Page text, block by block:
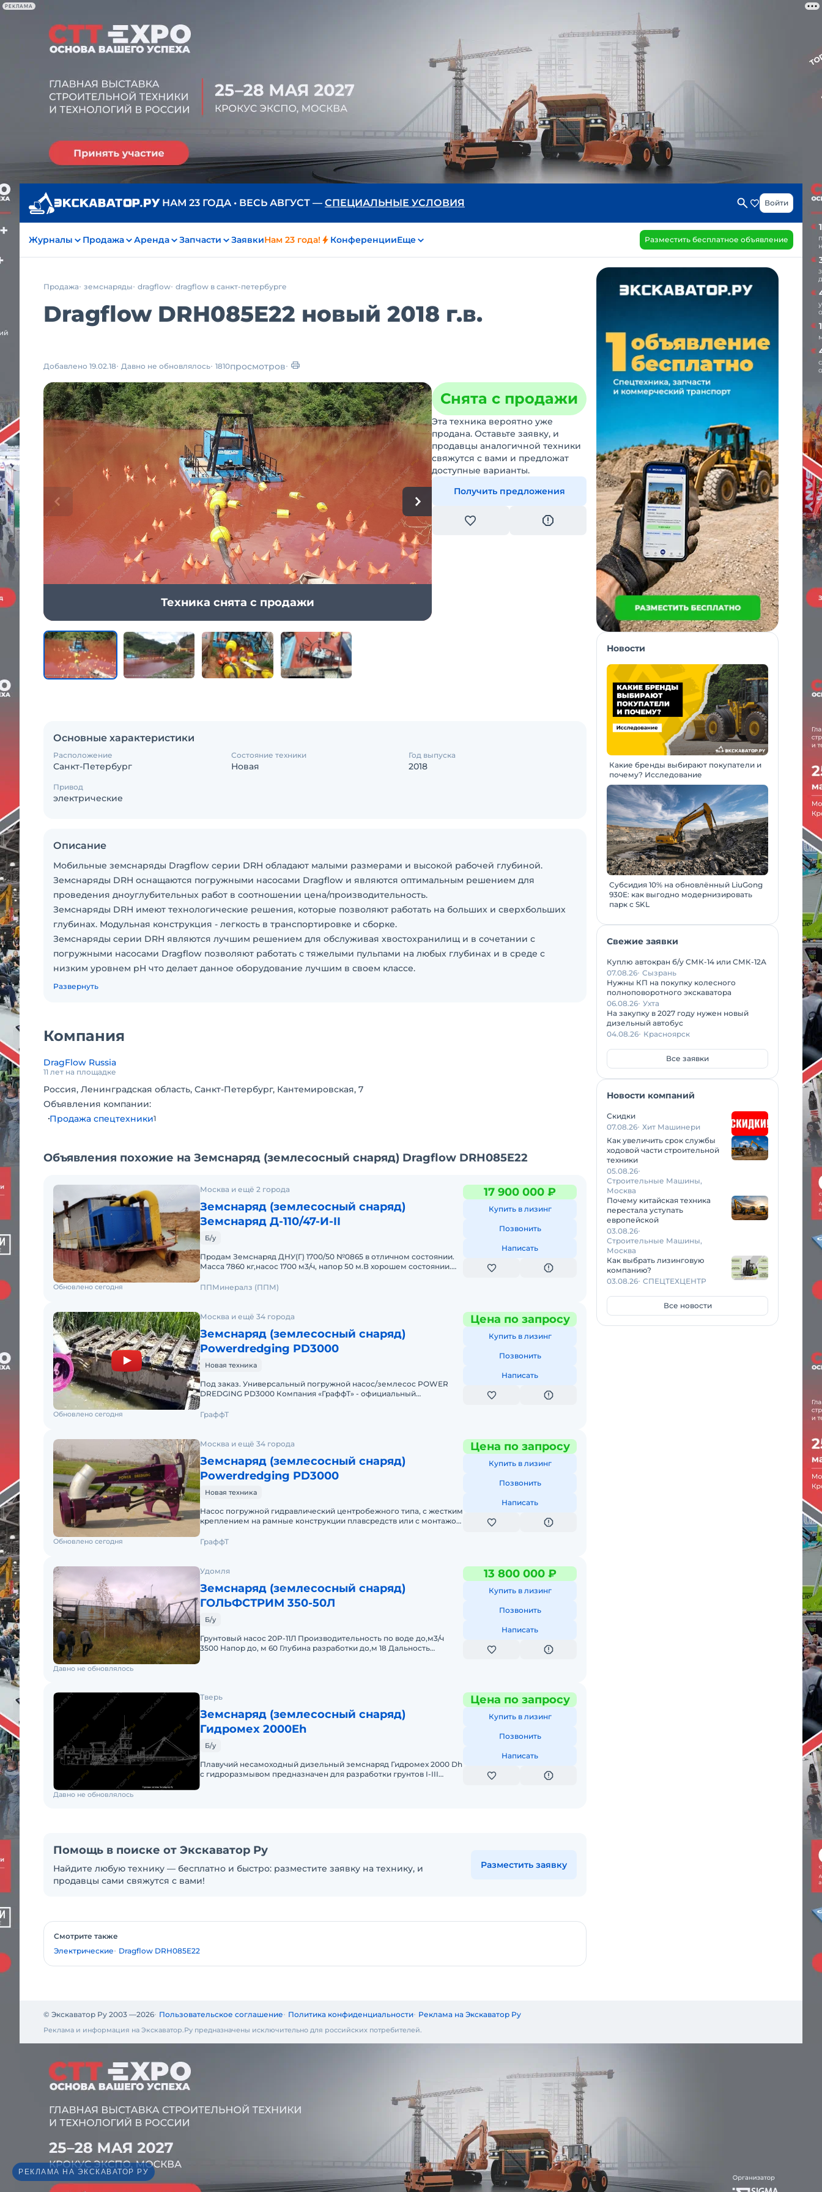
РЕКЛАМА
НАМ 23 ГОДА • ВЕСЬ АВГУСТ — СПЕЦИАЛЬНЫЕ УСЛОВИЯ Войти
Журналы Продажа Аренда Запчасти ЗаявкиНам 23 года! КонференцииЕще Разместить бесплатное объявление
Продажа земснаряды dragflow dragflow в санкт-петербурге
Dragflow DRH085E22 новый 2018 г.в.
Добавлено 19.02.18 Давно не обновлялось 1810просмотров
Техника снята с продажи
Снята с продажи
Эта техника вероятно уже
продана. Оставьте заявку, и
продавцы аналогичной техники
свяжутся с вами и предложат
доступные варианты.
Получить предложения
Основные характеристики
Расположение
Санкт-Петербург
Состояние техники
Новая
Год выпуска
2018
Привод
электрические
Описание
Мобильные земснаряды Dragflow серии DRH обладают малыми размерами и высокой рабочей глубиной.
Земснаряды DRH оснащаются погружными насосами Dragflow и являются оптимальным решением для
проведения дноуглубительных работ в соотношении цена/производительность.
Земснаряды DRH имеют технологические решения, которые позволяют работать на больших и сверхбольших
глубинах. Модульная конструкция - легкость в транспортировке и сборке.
Земснаряды серии DRH являются лучшим решением для обслуживая хвостохранилищ и в сочетании с
погружными насосами Dragflow позволяют работать с тяжелыми пульпами на любых глубинах и в среде с
низким уровнем pH что делает данное оборудование лучшим в своем классе.
Производительность:
Рабочая глубина: до 100 м;
Сертификация Итальянского Морского Регистра (R.I.N.A).
Развернуть
Компания
DragFlow Russia
11 лет на площадке
Россия, Ленинградская область, Санкт-Петербург, Кантемировская, 7
Объявления компании:
Продажа спецтехники1
Объявления похожие на Земснаряд (землесосный снаряд) Dragflow DRH085E22
Москва и ещё 2 города
Земснаряд (землесосный снаряд)
Земснаряд Д-110/47-И-II
Б/у
Продам Земснаряд ДНУ(Г) 1700/50 №0865 в отличном состоянии.
Масса 7860 кг,насос 1700 м3/ч, напор 50 м.В хорошем состоянии.
17 900 000 ₽
Купить в лизинг
Позвонить
Написать
Обновлено сегодня ППМинералз (ППМ)
Москва и ещё 34 города
Земснаряд (землесосный снаряд)
Powerdredging PD3000
Новая техника
Под заказ. Универсальный погружной насос/землесос POWER
DREDGING РD3000 Компания «ГраффТ» - официальный
Цена по запросу
Купить в лизинг
Позвонить
Написать
Обновлено сегодня ГраффТ
Москва и ещё 34 города
Земснаряд (землесосный снаряд)
Powerdredging PD3000
Новая техника
Насос погружной гидравлический центробежного типа, с жестким
креплением на рамные конструкции плавсредств или с монтажом
Цена по запросу
Купить в лизинг
Позвонить
Написать
Обновлено сегодня ГраффТ
Удомля
Земснаряд (землесосный снаряд)
ГОЛЬФСТРИМ 350-50Л
Б/у
Грунтовый насос 20Р-11Л Производительность по воде до,м3/ч
3500 Напор до, м 60 Глубина разработки до,м 18 Дальность
13 800 000 ₽
Купить в лизинг
Позвонить
Написать
Давно не обновлялось
Тверь
Земснаряд (землесосный снаряд)
Гидромех 2000Eh
Б/у
Плавучий несамоходный дизельный земснаряд Гидромех 2000 Dh
c гидроразмывом предназначен для разработки грунтов I-III
Цена по запросу
Купить в лизинг
Позвонить
Написать
Давно не обновлялось
Помощь в поиске от Экскаватор Ру
Найдите любую технику — бесплатно и быстро: разместите заявку на технику, и
продавцы сами свяжутся с вами!
Разместить заявку
Смотрите также
Электрические
Dragflow DRH085E22
Новости
Какие бренды выбирают покупатели и
почему? Исследование
Субсидия 10% на обновлённый LiuGong
930E: как выгодно модернизировать
парк с SKL
Свежие заявки
Куплю автокран б/у СМК-14 или СМК-12А
07.08.26 Сызрань
Нужны КП на покупку колесного
полноповоротного экскаватора
06.08.26 Ухта
На закупку в 2027 году нужен новый
дизельный автобус
04.08.26 Красноярск
Все заявки
Новости компаний
Скидки
07.08.26 Хит Машинери
Как увеличить срок службы
ходовой части строительной
техники
05.08.26
Строительные Машины,
Москва
Почему китайская техника
перестала уступать
европейской
03.08.26
Строительные Машины,
Москва
Как выбрать лизинговую
компанию?
03.08.26 СПЕЦТЕХЦЕНТР
Все новости
© Экскаватор Ру 2003 —2026 Пользовательское соглашение Политика конфиденциальности Реклама на Экскаватор Ру
Реклама и информация на Экскаватор.Ру предназначены исключительно для российских потребителей.